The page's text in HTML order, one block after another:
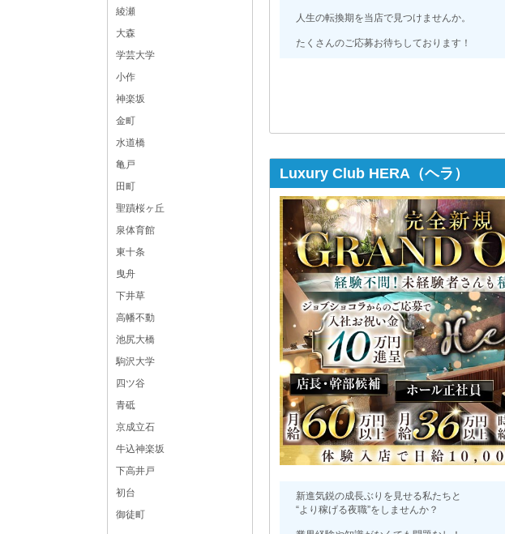
綾瀬
大森
学芸大学
小作
神楽坂
金町
水道橋
亀戸
田町
聖蹟桜ヶ丘
泉体育館
東十条
曳舟
下井草
高幡不動
池尻大橋
駒沢大学
四ツ谷
青砥
京成立石
牛込神楽坂
下高井戸
初台
御徒町
人生の転換期を当店で見つけませんか。
たくさんのご応募お待ちしております！
Luxury Club HERA（ヘラ）
新進気鋭の成長ぶりを見せる私たちと
“より稼げる夜職”をしませんか？